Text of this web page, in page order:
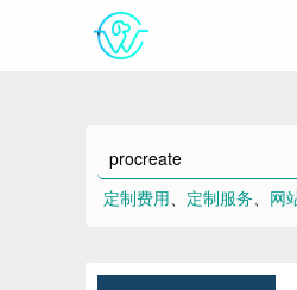
定制费用、 定制服务、 网